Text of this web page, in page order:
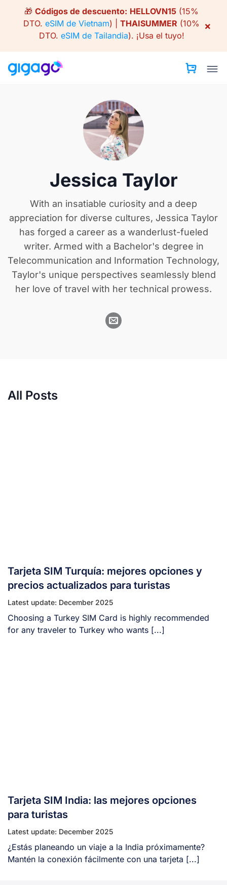
🎁 Códigos de descuento: HELLOVN15 (15%
DTO. eSIM de Vietnam) | THAISUMMER (10%
DTO. eSIM de Tailandia). ¡Usa el tuyo!
×
Jessica Taylor
With an insatiable curiosity and a deep
appreciation for diverse cultures, Jessica Taylor
has forged a career as a wanderlust-fueled
writer. Armed with a Bachelor's degree in
Telecommunication and Information Technology,
Taylor's unique perspectives seamlessly blend
her love of travel with her technical prowess.
All Posts
Tarjeta SIM Turquía: mejores opciones y
precios actualizados para turistas
Latest update: December 2025
Choosing a Turkey SIM Card is highly recommended
for any traveler to Turkey who wants [...]
Tarjeta SIM India: las mejores opciones
para turistas
Latest update: December 2025
¿Estás planeando un viaje a la India próximamente?
Mantén la conexión fácilmente con una tarjeta [...]